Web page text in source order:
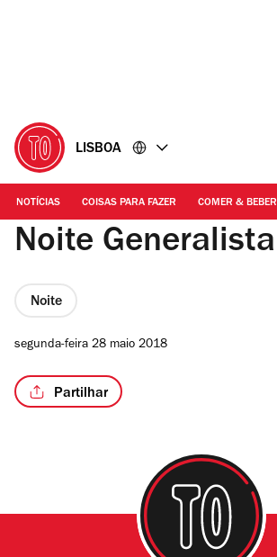
LISBOA
NOTÍCIAS COISAS PARA FAZER COMER & BEBER
Noite Generalista
Noite
segunda-feira 28 maio 2018
Partilhar